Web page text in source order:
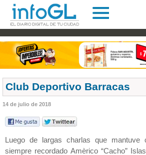
Club Deportivo Barracas
14 de julio de 2018
Luego de largas charlas que mantuve
siempre recordado Amèrico “Cacho”